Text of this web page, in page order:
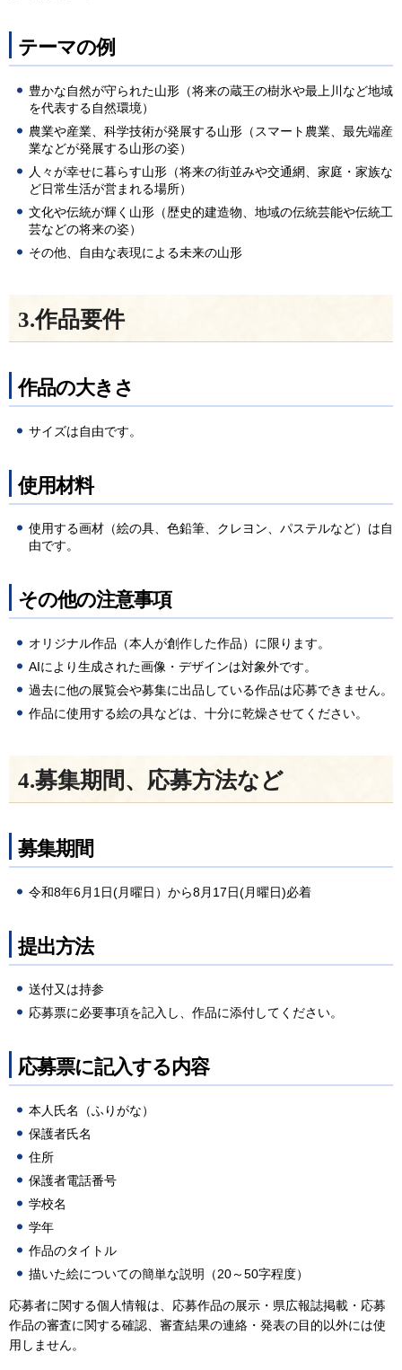
テーマの例
豊かな自然が守られた山形（将来の蔵王の樹氷や最上川など地域
を代表する自然環境）
農業や産業、科学技術が発展する山形（スマート農業、最先端産
業などが発展する山形の姿）
人々が幸せに暮らす山形（将来の街並みや交通網、家庭・家族な
ど日常生活が営まれる場所）
文化や伝統が輝く山形（歴史的建造物、地域の伝統芸能や伝統工
芸などの将来の姿）
その他、自由な表現による未来の山形
3.作品要件
作品の大きさ
サイズは自由です。
使用材料
使用する画材（絵の具、色鉛筆、クレヨン、パステルなど）は自
由です。
その他の注意事項
オリジナル作品（本人が創作した作品）に限ります。
AIにより生成された画像・デザインは対象外です。
過去に他の展覧会や募集に出品している作品は応募できません。
作品に使用する絵の具などは、十分に乾燥させてください。
4.募集期間、応募方法など
募集期間
令和8年6月1日(月曜日）から8月17日(月曜日)必着
提出方法
送付又は持参
応募票に必要事項を記入し、作品に添付してください。
応募票に記入する内容
本人氏名（ふりがな）
保護者氏名
住所
保護者電話番号
学校名
学年
作品のタイトル
描いた絵についての簡単な説明（20～50字程度）
応募者に関する個人情報は、応募作品の展示・県広報誌掲載・応募
作品の審査に関する確認、審査結果の連絡・発表の目的以外には使
用しません。